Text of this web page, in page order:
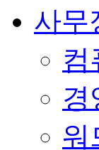
사무
컴
경
워